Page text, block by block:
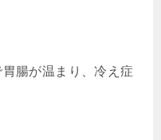
腸が温まり、冷え症